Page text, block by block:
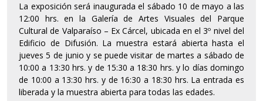
La exposición será inaugurada el sábado 10 de mayo a las
12:00 hrs. en la Galería de Artes Visuales del Parque
Cultural de Valparaíso – Ex Cárcel, ubicada en el 3º nivel del
Edificio de Difusión. La muestra estará abierta hasta el
jueves 5 de junio y se puede visitar de martes a sábado de
10:00 a 13:30 hrs. y de 15:30 a 18:30 hrs. y lo días domingo
de 10:00 a 13:30 hrs. y de 16:30 a 18:30 hrs. La entrada es
liberada y la muestra abierta para todas las edades.